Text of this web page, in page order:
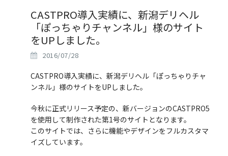
CASTPRO導入実績に、新潟デリヘル
「ぽっちゃりチャンネル」様のサイト
をUPしました。
2016/07/28
CASTPRO導入実績に、新潟デリヘル「ぽっちゃりチャ
ンネル」様のサイトをUPしました。
今秋に正式リリース予定の、新バージョンのCASTPRO5
を使用して制作された第1号のサイトとなります。
このサイトでは、さらに機能やデザインをフルカスタマ
イズしています。